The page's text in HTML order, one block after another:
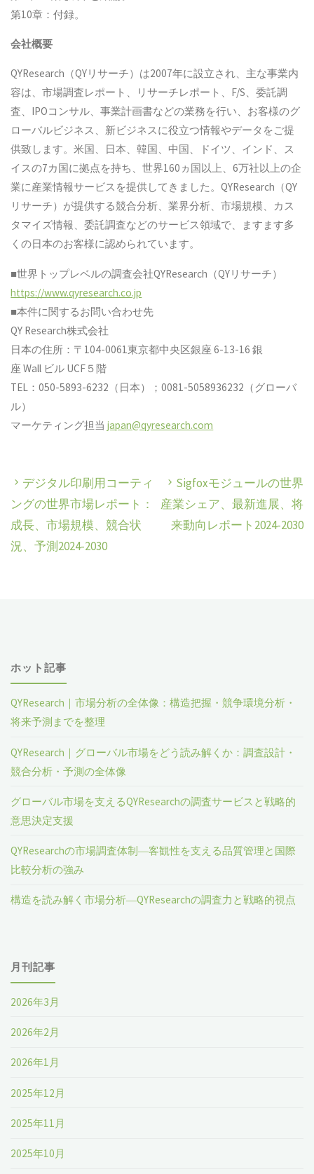
第10章：付録。
会社概要
QYResearch（QYリサーチ）は2007年に設立され、主な事業内
容は、市場調査レポート、リサーチレポート、F/S、委託調
査、IPOコンサル、事業計画書などの業務を行い、お客様のグ
ローバルビジネス、新ビジネスに役立つ情報やデータをご提
供致します。米国、日本、韓国、中国、ドイツ、インド、ス
イスの7カ国に拠点を持ち、世界160ヵ国以上、6万社以上の企
業に産業情報サービスを提供してきました。QYResearch（QY
リサーチ）が提供する競合分析、業界分析、市場規模、カス
タマイズ情報、委託調査などのサービス領域で、ますます多
くの日本のお客様に認められています。
■世界トップレベルの調査会社QYResearch（QYリサーチ）
https://www.qyresearch.co.jp
■本件に関するお問い合わせ先
QY Research株式会社
日本の住所：〒104-0061東京都中央区銀座 6-13-16 銀
座 Wall ビル UCF５階
TEL：050-5893-6232（日本）；0081-5058936232（グローバ
ル）
マーケティング担当japan@qyresearch.com
デジタル印刷用コーティ
ングの世界市場レポート：
成長、市場規模、競合状
況、予測2024-2030
Sigfoxモジュールの世界
産業シェア、最新進展、将
来動向レポート2024-2030
ホット記事
QYResearch｜市場分析の全体像：構造把握・競争環境分析・
将来予測までを整理
QYResearch｜グローバル市場をどう読み解くか：調査設計・
競合分析・予測の全体像
グローバル市場を支えるQYResearchの調査サービスと戦略的
意思決定支援
QYResearchの市場調査体制―客観性を支える品質管理と国際
比較分析の強み
構造を読み解く市場分析―QYResearchの調査力と戦略的視点
月刊記事
2026年3月
2026年2月
2026年1月
2025年12月
2025年11月
2025年10月